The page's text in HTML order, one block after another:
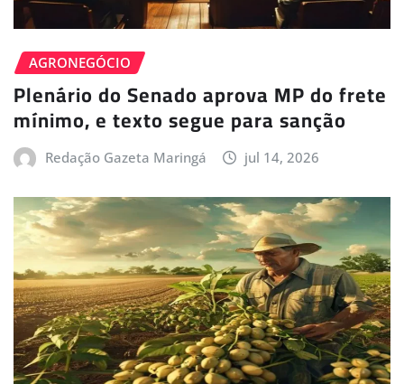
AGRONEGÓCIO
Plenário do Senado aprova MP do frete
mínimo, e texto segue para sanção
Redação Gazeta Maringá jul 14, 2026